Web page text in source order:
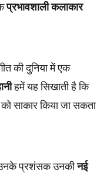
प्रभावशाली कलाकार
की दुनिया में एक
हमें यह सिखाती है कि
साकार किया जा सकता
उनके प्रशंसक उनकीनई